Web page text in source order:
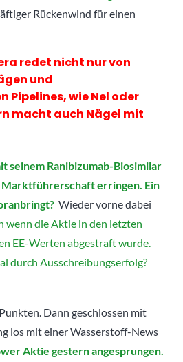
Rückenwind für einen
redet nicht nur von
und
Pipelines, wie Nel oder
macht auch Nägel mit
seinem Ranibizumab-Biosimilar
Marktführerschaft erringen. Ein
Wieder vorne dabei
wenn die Aktie in den letzten
EE-Werten abgestraft wurde.
durch Ausschreibungserfolg?
Dann geschlossen mit
los mit einer Wasserstoff-News
Aktie gestern angesprungen.